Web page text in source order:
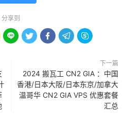
分享到
    
下一篇
2024 搬瓦工 CN2 GIA ：中国
香港/日本大阪/日本东京/加拿大
温哥华 CN2 GIA VPS 优惠套餐
汇总